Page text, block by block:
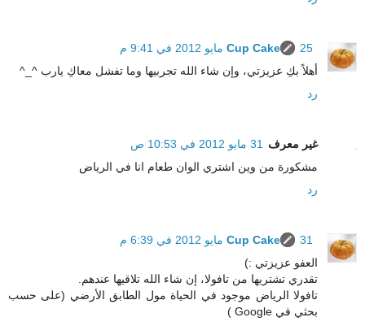
Cup Cake
25 مايو 2012 في 9:41 م
أهلاً بكِ عزيزتي، وإن شاء الله تجربيها وما تفشل معاكِ يارب ^_^
رد
غير معرف
31 مايو 2012 في 10:53 ص
مشكورة من وين اشتري الوان طعام انا في الرياض
رد
Cup Cake
31 مايو 2012 في 6:39 م
العفو عزيزتي :)
تقدري تشتريها من تافولا، إن شاء الله تلاقيها عندهم.
تافولا الرياض موجود في الحياة مول الطابق الأرضي (على حسب
بحثي في Google )